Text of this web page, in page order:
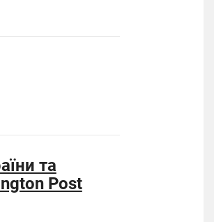
та
Post